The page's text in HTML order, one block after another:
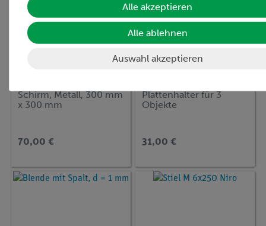
Schirm, Metall, 300 mm
x 300 mm
70,00 €
Plattenhalter für 3
Objekte
31,00 €
Alle akzeptieren
Alle ablehnen
Auswahl akzeptieren